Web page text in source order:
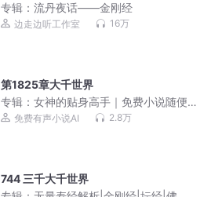
专辑： 流丹夜话——金刚经
边走边听工作室 16万
第1825章大千世界
专辑： 女神的贴身高手｜免费小说随便
听｜美女爽文
免费有声小说AI 2.8万
744 三千大千世界